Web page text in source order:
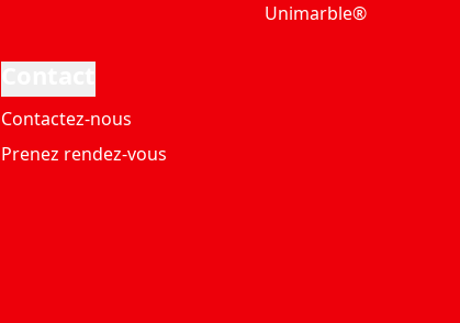
Unimarble®
Contactez-nous
Prenez rendez-vous